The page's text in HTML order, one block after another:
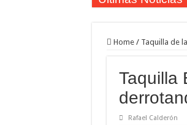
Home / Taquilla de
Taquilla
Rafael Calderón